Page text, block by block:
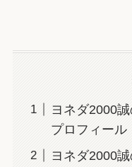
ヨネダ2000
プロフィール
ヨネダ2000